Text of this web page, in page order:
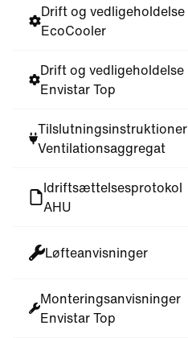
Drift og vedligeholdelse
EcoCooler
Drift og vedligeholdelse
Envistar Top
Tilslutningsinstruktioner
Ventilationsaggregat
Idriftsættelsesprotokol
AHU
Løfteanvisninger
Monteringsanvisninger
Envistar Top